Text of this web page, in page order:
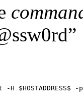
-H $HOSTADDRESS$